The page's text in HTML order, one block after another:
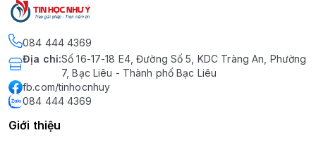
084 444 4369
Địa chỉ:Số 16-17-18 E4, Đường Số 5, KDC Tràng An, Phường
7, Bạc Liêu - Thành phố Bạc Liêu
fb.com/tinhocnhuy
084 444 4369
Giới thiệu